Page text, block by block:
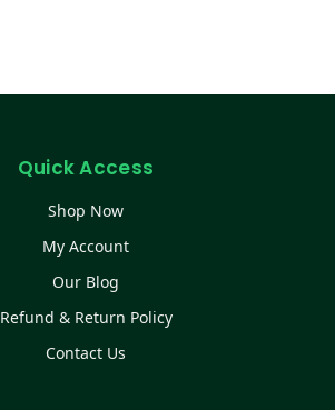
Quick Access
Shop Now
My Account
Our Blog
Refund & Return Policy
Contact Us